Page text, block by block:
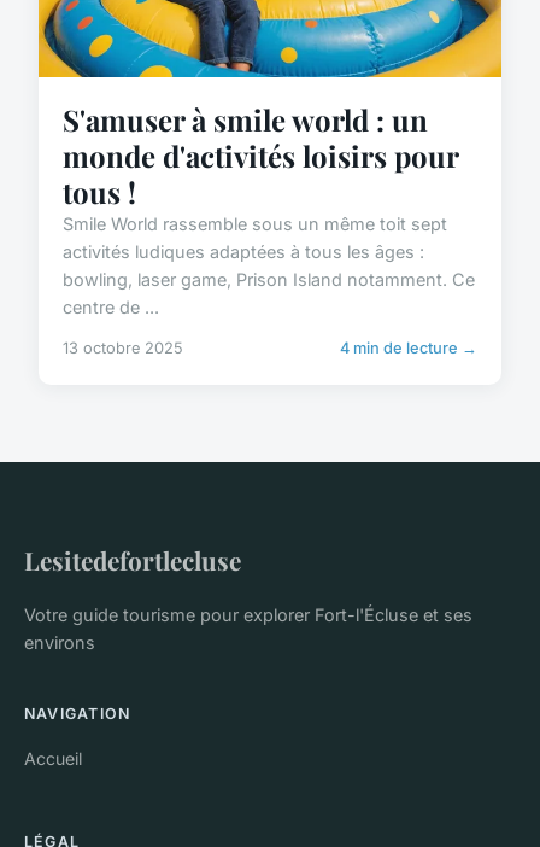
S'amuser à smile world : un
monde d'activités loisirs pour
tous !
Smile World rassemble sous un même toit sept
activités ludiques adaptées à tous les âges :
bowling, laser game, Prison Island notamment. Ce
centre de ...
13 octobre 2025 4 min de lecture →
Lesitedefortlecluse
Votre guide tourisme pour explorer Fort-l'Écluse et ses
environs
NAVIGATION
Accueil
LÉGAL